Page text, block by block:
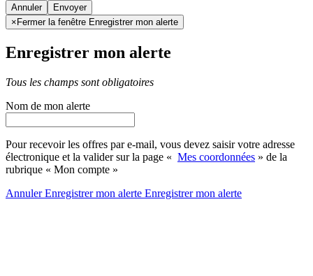
Annuler
× Fermer la fenêtre Enregistrer mon alerte
Enregistrer mon alerte
Tous les champs sont obligatoires
Nom de mon alerte
Pour recevoir les offres par e-mail, vous devez saisir votre adresse
électronique et la valider sur la page « Mes coordonnées » de la
rubrique « Mon compte »
AnnulerEnregistrer mon alerte Enregistrermon alerte